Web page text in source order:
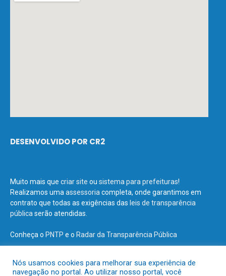
DESENVOLVIDO POR CR2
Muito mais que criar site ou sistema para prefeituras!
Realizamos uma assessoria completa, onde garantimos em
contrato que todas as exigências das leis de transparência
pública serão atendidas.
Conheça o PNTP e o Radar da Transparência Pública
Nós usamos cookies para melhorar sua experiência de
navegação no portal. Ao utilizar nosso portal, você